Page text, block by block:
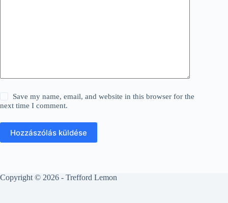
Save my name, email, and website in this browser for the
next time I comment.
Hozzászólás küldése
Copyright © 2026 - Trefford Lemon